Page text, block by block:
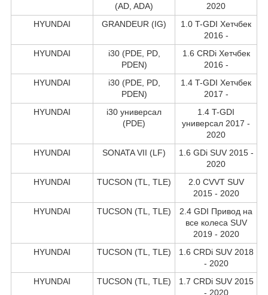
(AD, ADA)
2020
HYUNDAI
GRANDEUR (IG)
1.0 T-GDI Хетчбек
2016 -
HYUNDAI
i30 (PDE, PD,
PDEN)
1.6 CRDi Хетчбек
2016 -
HYUNDAI
i30 (PDE, PD,
PDEN)
1.4 T-GDI Хетчбек
2017 -
HYUNDAI
i30 универсал
(PDE)
1.4 T-GDI
универсал 2017 -
2020
HYUNDAI
SONATA VII (LF)
1.6 GDi SUV 2015 -
2020
HYUNDAI
TUCSON (TL, TLE)
2.0 CVVT SUV
2015 - 2020
HYUNDAI
TUCSON (TL, TLE)
2.4 GDI Привод на
все колеса SUV
2019 - 2020
HYUNDAI
TUCSON (TL, TLE)
1.6 CRDi SUV 2018
- 2020
HYUNDAI
TUCSON (TL, TLE)
1.7 CRDi SUV 2015
- 2020